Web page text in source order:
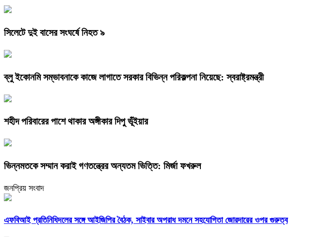
সিলেটে দুই বাসের সংঘর্ষে নিহত ৯
ব্লু ইকোনমি সম্ভাবনাকে কাজে লাগাতে সরকার বিভিন্ন পরিকল্পনা নিয়েছে: স্বরাষ্ট্রমন্ত্রী
শহীদ পরিবারের পাশে থাকার অঙ্গীকার দিপু ভূঁইয়ার
ভিন্নমতকে সম্মান করাই গণতন্ত্রের অন্যতম ভিত্তি: মির্জা ফখরুল
জনপ্রিয় সংবাদ
এফবিআই প্রতিনিধিদলের সঙ্গে আইজিপির বৈঠক, সাইবার অপরাধ দমনে সহযোগিতা জোরদারের ওপর গুরুত্ব